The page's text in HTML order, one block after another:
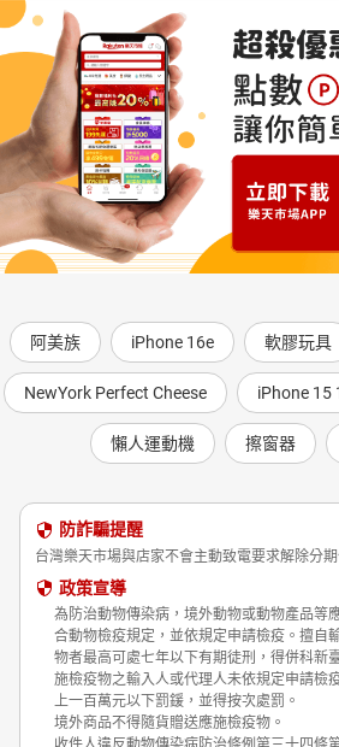
阿美族 iPhone 16e 軟膠玩具
NewYork Perfect Cheese iPhone 15
懶人運動機 擦窗器
防詐騙提醒
台灣樂天市場與店家不會主動致電要求解除分
政策宣導
為防治動物傳染病，境外動物或動物產品等
合動物檢疫規定，並依規定申請檢疫。擅自
物者最高可處七年以下有期徒刑，得併科新
施檢疫物之輸入人或代理人未依規定申請檢
上一百萬元以下罰鍰，並得按次處罰。
境外商品不得隨貨贈送應施檢疫物。